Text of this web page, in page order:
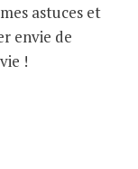
astuces et
envie de
!